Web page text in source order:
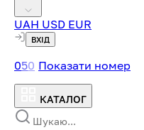
UAH USD EUR
ВХІД
050 Показати номер
КАТАЛОГ